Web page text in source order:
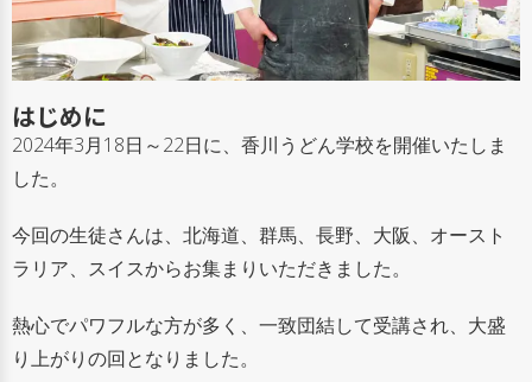
はじめに
2024年3月18日～22日に、香川うどん学校を開催いたしま
した。
今回の生徒さんは、北海道、群馬、長野、大阪、オースト
ラリア、スイスからお集まりいただきました。
熱心でパワフルな方が多く、一致団結して受講され、大盛
り上がりの回となりました。